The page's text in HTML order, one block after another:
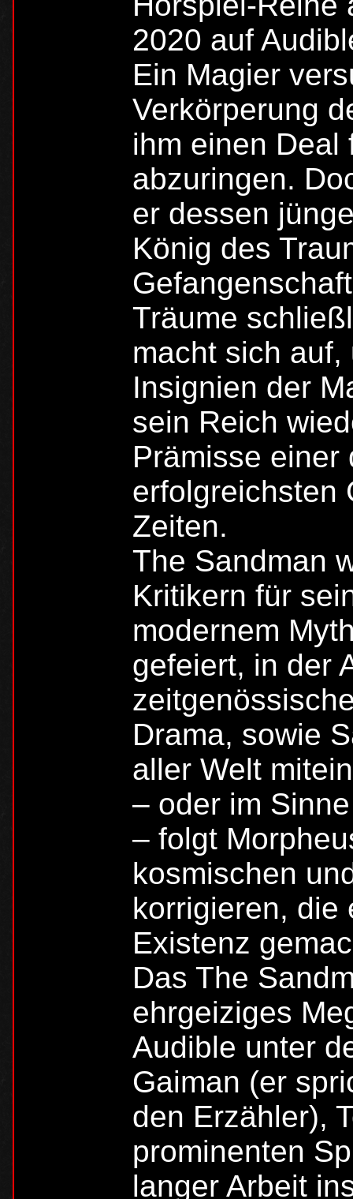
2020 auf
Ein Magier
Verkörperung
ihm einen Deal
abzuringen.
er dessen
König des
Träume
macht sich
Insignien der
sein Reich
Prämisse einer
erfolgreichsten
Zeiten.
The Sandman
Kritikern für
modernem
gefeiert, in der
Drama, sowie
aller Welt
– oder im
– folgt
kosmischen
korrigieren, die
Existenz
Das The
ehrgeiziges
Audible unter
Gaiman (er
den Erzähler),
prominenten
langer Arbeit